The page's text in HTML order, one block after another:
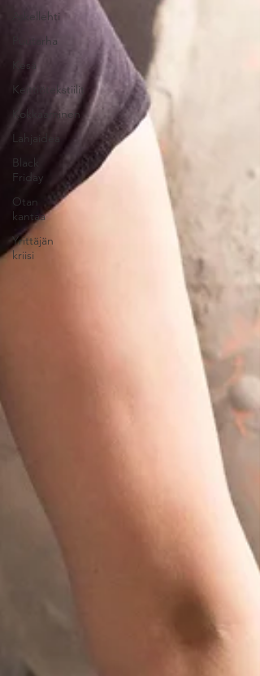
Askellehti
Puutarha
Kesä
Keittiötekstiilit
Kokkaaminen
Lahjaidea
Black
Friday
Otan
kantaa
Yrittäjän
kriisi